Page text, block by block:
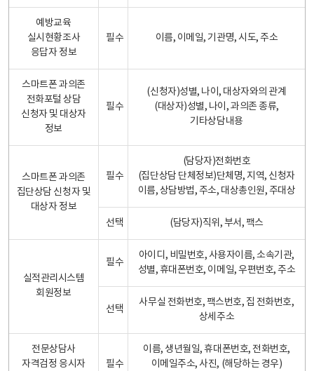
예방교육
실시현황조사
응답자 정보
필수 이름, 이메일, 기관명, 시도, 주소
스마트폰 과의존
전화포털 상담
신청자 및 대상자
정보
필수
(신청자)성별, 나이, 대상자와의 관계
(대상자)성별, 나이, 과의존 종류,
기타상담내용
스마트폰 과의존
집단상담 신청자 및
대상자 정보
필수
(담당자)전화번호
(집단상담 단체정보)단체명, 지역, 신청자
이름, 상담방법, 주소, 대상총인원, 주대상
선택 (담당자)직위, 부서, 팩스
실적관리시스템
회원정보
필수
아이디, 비밀번호, 사용자이름, 소속기관,
성별, 휴대폰번호, 이메일, 우편번호, 주소
선택
사무실 전화번호, 팩스번호, 집 전화번호,
상세주소
전문상담사
자격검정 응시자
필수
이름, 생년월일, 휴대폰번호, 전화번호,
이메일주소, 사진, (해당하는 경우)